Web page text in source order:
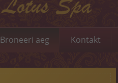
Broneeri aeg Kontakt